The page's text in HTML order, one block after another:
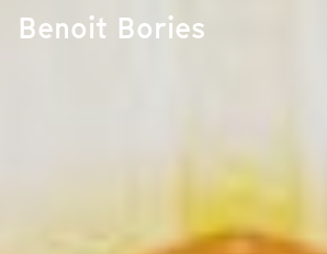
Benoit Bories